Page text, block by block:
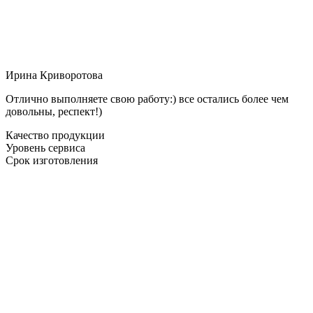
Ирина Криворотова
Отлично выполняете свою работу:) все остались более чем
довольны, респект!)
Качество продукции
Уровень сервиса
Срок изготовления